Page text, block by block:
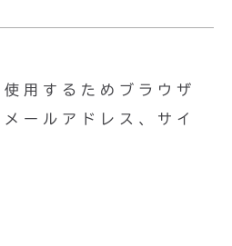
用するためブラウザ
ールアドレス、サイ